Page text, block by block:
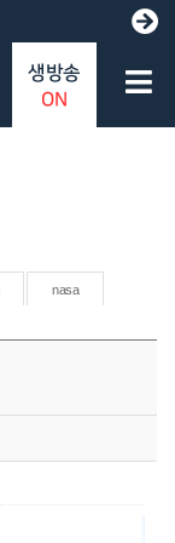
nasa
생방송
ON